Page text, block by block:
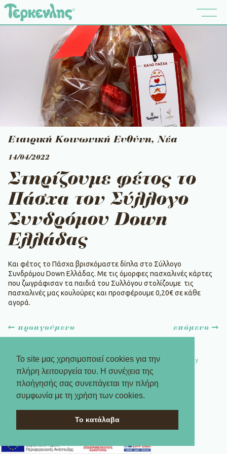
Το site μας χρησιμοποιεί cookies για την
πλήρη λειτουργεία του. Η συνέχεια της
πλοήγησής σας συνεπάγεται την πλήρη
συμφωνία με τη χρήση των cookies.
Το κατάλαβα
Εταιρική Κοινωνική Ευθύνη,Νέα
14/04/2022
Στηρίζουμε φέτος το
Πάσχα τον Σύλλογο
Συνδρόμου Down
Ελλάδας
Και φέτος το Πάσχα βρισκόμαστε δίπλα στο Σύλλογο
Συνδρόμου Down Ελλάδας. Με τις όμορφες πασχαλινές κάρτες
που ζωγράφισαν τα παιδιά του Συλλόγου στολίζουμε τις
πασχαλινές μας κουλούρες και προσφέρουμε 0,20€ σε κάθε
αγορά.
Πλοήγηση
άρθρων
προηγούμενο επόμενο
© 2026 TERKENLIS | Designed byAntonia Skaraki| Developed by
DevWorks